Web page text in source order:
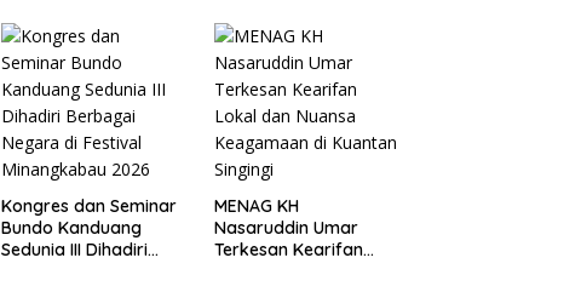
Kongres dan Seminar
Bundo Kanduang
Sedunia III Dihadiri
MENAG KH
Nasaruddin Umar
Terkesan Kearifan